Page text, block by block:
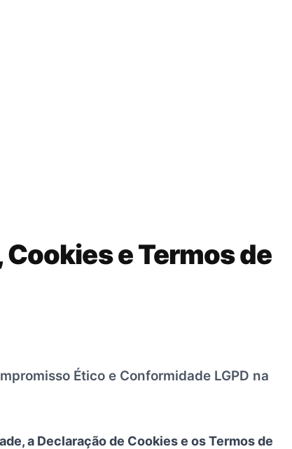
e Termos de
Ético e Conformidade LGPD na
a Declaração de Cookies e os Termos de